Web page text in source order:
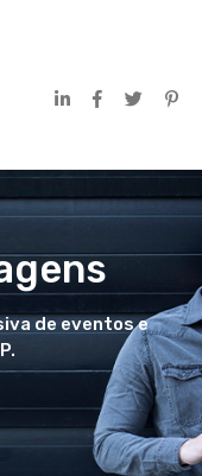
de eventos e